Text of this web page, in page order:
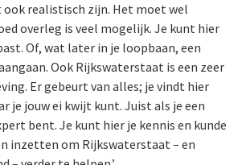
ook realistisch zijn. Het moet wel
overleg is veel mogelijk. Je kunt hier
Of, wat later in je loopbaan, een
Ook Rijkswaterstaat is een zeer
Er gebeurt van alles; je vindt hier
je jouw ei kwijt kunt. Juist als je een
bent. Je kunt hier je kennis en kunde
inzetten om Rijkswaterstaat – en